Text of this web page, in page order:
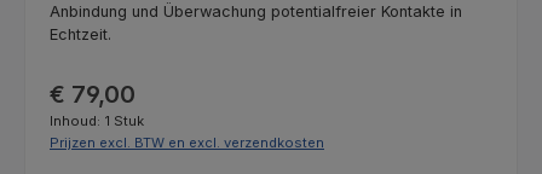
Anbindung und Überwachung potentialfreier Kontakte in
Echtzeit.
Normale prijs:
€ 79,00
Inhoud: 1 Stuk
Prijzen excl. BTW en excl. verzendkosten